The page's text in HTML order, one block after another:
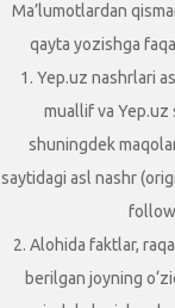
Ma’lumotlardan
qayta yozishga
1. Yep.uz nashrlari
muallif va Yep.uz
shuningdek
saytidagi asl nashr
2. Alohida faktlar,
berilgan joyning